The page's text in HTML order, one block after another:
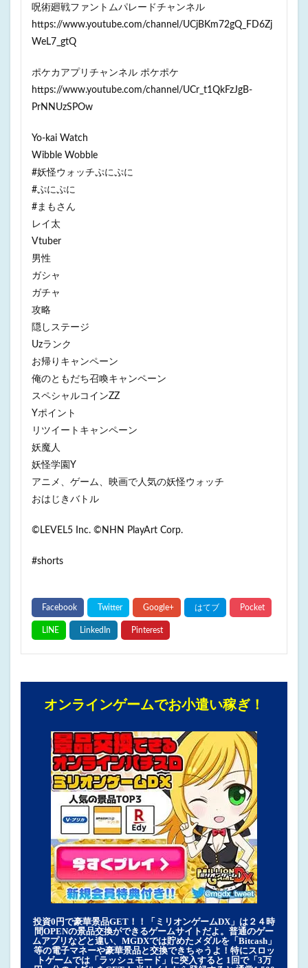
呪術廻戦ファントムパレードチャンネル
https://www.youtube.com/channel/UCjBKm72gQ_FD6Zj
WeL7_gtQ
ポケカアプリチャンネル ポケポケ
https://www.youtube.com/channel/UCr_t1QkFzJgB-
PrNNUzSPOw
Yo-kai Watch
Wibble Wobble
#妖怪ウォッチぷにぷに
#ぷにぷに
#まもさん
レイ太
Vtuber
男性
ガシャ
ガチャ
攻略
隠しステージ
Uzランク
お帰りキャンペーン
俺のともだち召喚キャンペーン
スペシャルコインZZ
Yポイント
リツイートキャンペーン
妖魔人
妖怪学園Y
アニメ、ゲーム、映画で人気の妖怪ウォッチ
おはじきバトル
©LEVEL5 Inc. ©NHN PlayArt Corp.
#shorts
オンラインゲームでお小遣い稼ぎ！
投資0円で豪華景品GET！！「ミリオンゲームDX」は２４時
間OPENの景品交換ができるゲームサイトだよ。普通のゲー
ムアプリなどと違い、MGDXでは貯めたメダルを「Bitcash」
等の電子マネーや豪華景品と交換できちゃうよ！特にスロッ
トゲームでは「ラッシュモード」に突入すると 1回で「3万